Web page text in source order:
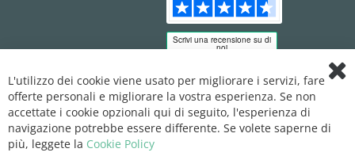
L'utilizzo dei cookie viene usato per migliorare i servizi, fare
offerte personali e migliorare la vostra esperienza. Se non
accettate i cookie opzionali qui di seguito, l'esperienza di
navigazione potrebbe essere differente. Se volete saperne di
più, leggete la Cookie Policy